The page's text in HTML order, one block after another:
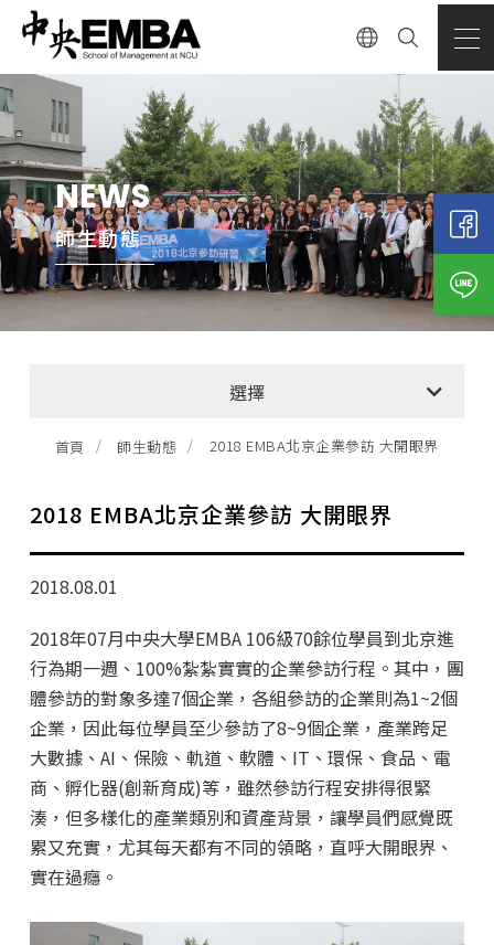
NEWS
師生動態
選擇
全部消息
EMBA招生公告
學分班招生公告
行政公告
企業導師計畫
首頁 師生動態 2018 EMBA北京企業參訪 大開眼界
2018 EMBA北京企業參訪 大開眼界
2018.08.01
2018年07月中央大學EMBA 106級70餘位學員到北京進
行為期一週、100%紮紮實實的企業參訪行程。其中，團
體參訪的對象多達7個企業，各組參訪的企業則為1~2個
企業，因此每位學員至少參訪了8~9個企業，產業跨足
大數據、AI、保險、軌道、軟體、IT、環保、食品、電
商、孵化器(創新育成)等，雖然參訪行程安排得很緊
湊，但多樣化的產業類別和資產背景，讓學員們感覺既
累又充實，尤其每天都有不同的領略，直呼大開眼界、
實在過癮。